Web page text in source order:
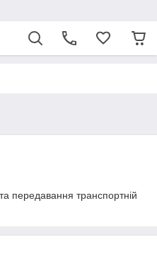
передавання транспортній